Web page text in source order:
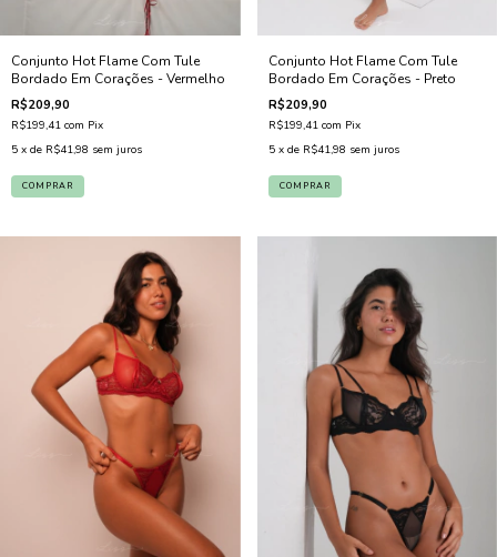
Conjunto Hot Flame Com Tule
Bordado Em Corações - Vermelho
R$209,90
R$199,41 com Pix
5 x de R$41,98 sem juros
COMPRAR
Conjunto Hot Flame Com Tule
Bordado Em Corações - Preto
R$209,90
R$199,41 com Pix
5 x de R$41,98 sem juros
COMPRAR